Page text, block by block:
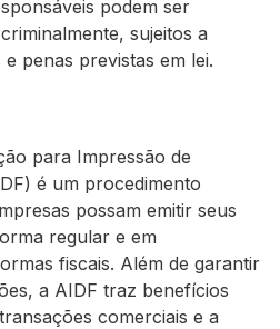
podem ser
sujeitos a
penas previstas em lei.
para Impressão de
é um procedimento
possam emitir seus
regular e em
fiscais. Além de garantir
a AIDF traz benefícios
comerciais e a